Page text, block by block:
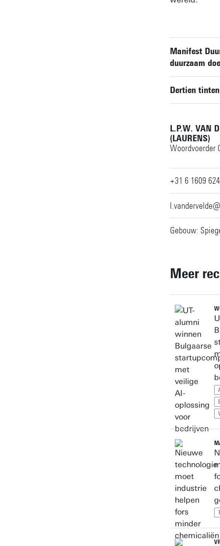
Manifest
duurzaam
Dertien
L.P.W. VAN
(LAURENS)
Woordvoerder
+31 6 1609
Gebouw:
Meer